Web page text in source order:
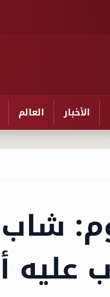
الأخبار العالم